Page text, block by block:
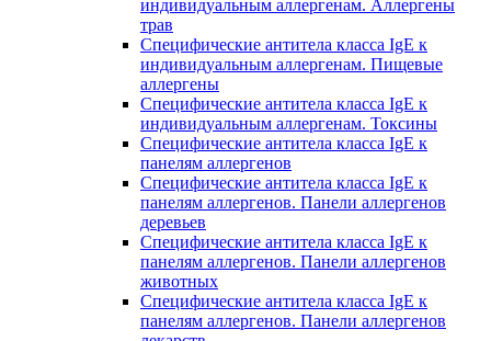
индивидуальным аллергенам. Аллергены
трав
Специфические антитела класса IgE к
индивидуальным аллергенам. Пищевые
аллергены
Специфические антитела класса IgE к
индивидуальным аллергенам. Токсины
Специфические антитела класса IgE к
панелям аллергенов
Специфические антитела класса IgE к
панелям аллергенов. Панели аллергенов
деревьев
Специфические антитела класса IgE к
панелям аллергенов. Панели аллергенов
животных
Специфические антитела класса IgE к
панелям аллергенов. Панели аллергенов